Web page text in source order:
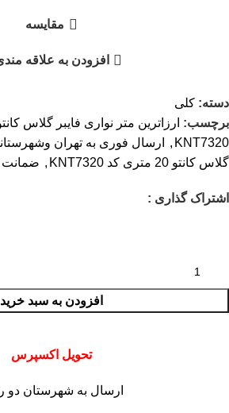
مقایسه
افزودن به علاقه
دسته: کلی
برچسب:
KNT7320
, ارسال فوری به تهران
گلاس کانتو 20 متری کد KNT7320
, ضمانت
اشتراک گذاری :
افزودن به سبد خرید
تحویل اکسپرس
ارسال به شهرستان دو